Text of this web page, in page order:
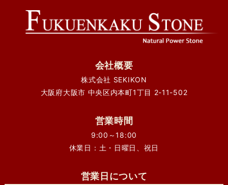
会社概要
株式会社 SEKIKON
大阪府大阪市 中央区内本町1丁目 2-11-502
営業時間
9:00～18:00
休業日：土・日曜日、祝日
営業日について